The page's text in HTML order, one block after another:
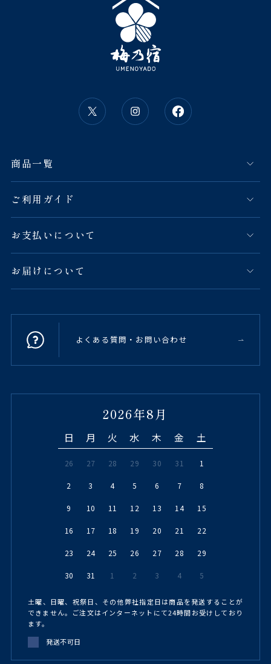
商品一覧
ご利用ガイド
お支払いについて
お届けについて
よくある質問・お問い合わせ
2026年8月
日 月 火 水 木 金 土
26 27 28 29 30 31 1
2 3 4 5 6 7 8
9 10 11 12 13 14 15
16 17 18 19 20 21 22
23 24 25 26 27 28 29
30 31 1 2 3 4 5
土曜、日曜、祝祭日、その他弊社指定日は商品を発送することが
できません。ご注文はインターネットにて24時間お受けしており
ます。
発送不可日